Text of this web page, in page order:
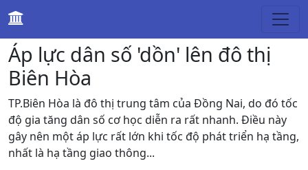
Kinh tế
Áp lực dân số 'dồn' lên đô thị
Biên Hòa
TP.Biên Hòa là đô thị trung tâm của Đồng Nai, do đó tốc
độ gia tăng dân số cơ học diễn ra rất nhanh. Điều này
gây nên một áp lực rất lớn khi tốc độ phát triển hạ tầng,
nhất là hạ tầng giao thông...